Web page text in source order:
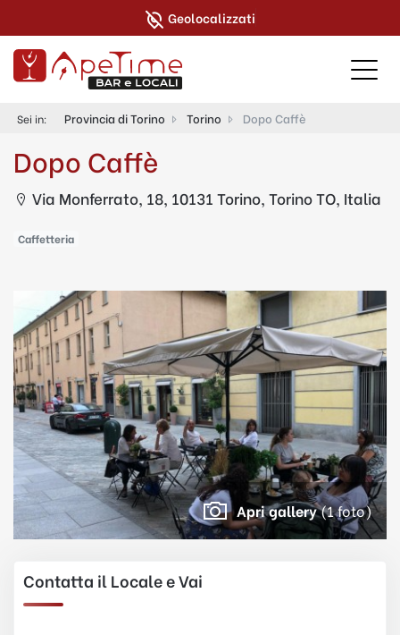
Geolocalizzati
Sei in: Provincia di Torino Torino Dopo Caffè
Dopo Caffè
Via Monferrato, 18, 10131 Torino, Torino TO, Italia
Caffetteria
Apri gallery(1 foto)
Contatta il Locale e Vai